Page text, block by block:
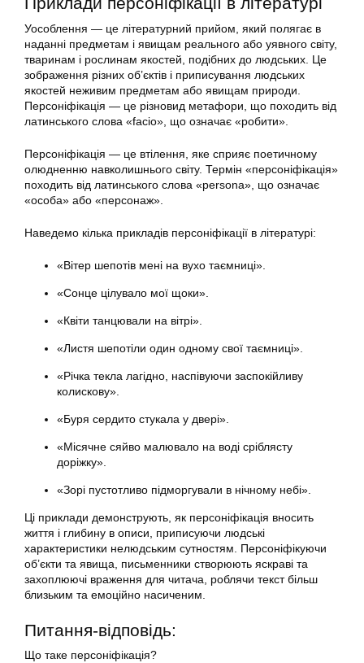
Уособлення — це літературний прийом, який полягає в
наданні предметам і явищам реального або уявного світу,
тваринам і рослинам якостей, подібних до людських. Це
зображення різних об’єктів і приписування людських
якостей неживим предметам або явищам природи.
Персоніфікація — це різновид метафори, що походить від
латинського слова «facio», що означає «робити».
Персоніфікація — це втілення, яке сприяє поетичному
олюдненню навколишнього світу. Термін «персоніфікація»
походить від латинського слова «persona», що означає
«особа» або «персонаж».
Наведемо кілька прикладів персоніфікації в літературі:
«Вітер шепотів мені на вухо таємниці».
«Сонце цілувало мої щоки».
«Квіти танцювали на вітрі».
«Листя шепотіли один одному свої таємниці».
«Річка текла лагідно, наспівуючи заспокійливу
колискову».
«Буря сердито стукала у двері».
«Місячне сяйво малювало на воді сріблясту
доріжку».
«Зорі пустотливо підморгували в нічному небі».
Ці приклади демонструють, як персоніфікація вносить
життя і глибину в описи, приписуючи людські
характеристики нелюдським сутностям. Персоніфікуючи
об’єкти та явища, письменники створюють яскраві та
захоплюючі враження для читача, роблячи текст більш
близьким та емоційно насиченим.
Питання-відповідь:
Що таке персоніфікація?